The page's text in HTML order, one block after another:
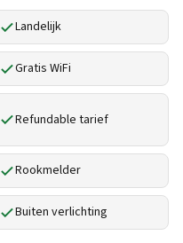
Landelijk
Gratis WiFi
Refundable tarief
Rookmelder
Buiten verlichting